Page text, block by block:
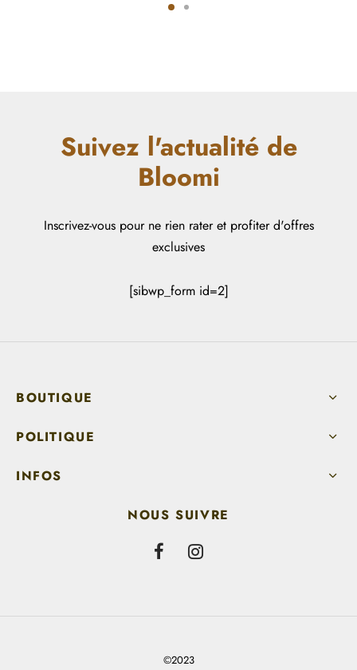
Suivez l'actualité de
Bloomi
Inscrivez-vous pour ne rien rater et profiter d'offres
exclusives
[sibwp_form id=2]
BOUTIQUE
POLITIQUE
INFOS
NOUS SUIVRE
©2023